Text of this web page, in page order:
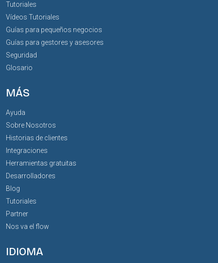
Tutoriales
Vídeos Tutoriales
Guías para pequeños negocios
Guías para gestores y asesores
Seguridad
Glosario
MÁS
Ayuda
Sobre Nosotros
Historias de clientes
Integraciones
Herramientas gratuitas
Desarrolladores
Blog
Tutoriales
Partner
Nos va el flow
IDIOMA